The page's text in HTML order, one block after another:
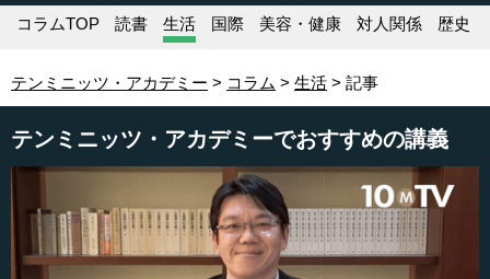
コラムTOP 読書 生活 国際 美容・健康 対人関係 歴史
テンミニッツ・アカデミー コラム 生活 記事
テンミニッツ・アカデミーでおすすめの講義